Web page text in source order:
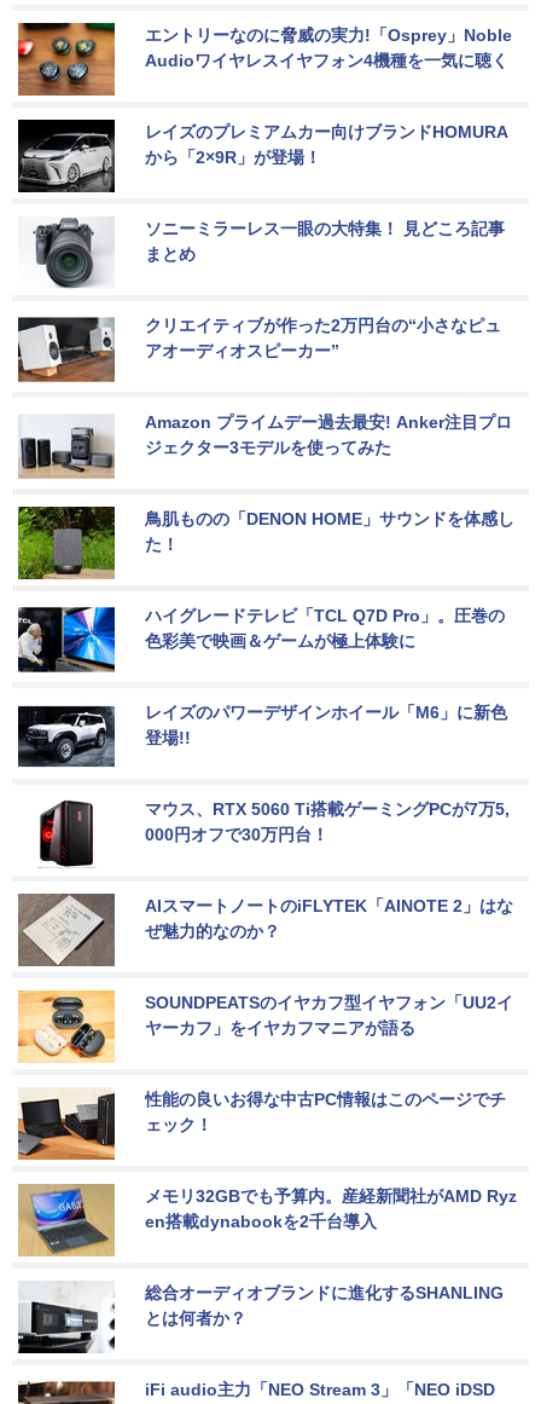
エントリーなのに脅威の実力!「Osprey」Noble
Audioワイヤレスイヤフォン4機種を一気に聴く
レイズのプレミアムカー向けブランドHOMURA
から「2×9R」が登場！
ソニーミラーレス一眼の大特集！ 見どころ記事
まとめ
クリエイティブが作った2万円台の“小さなピュ
アオーディオスピーカー”
Amazon プライムデー過去最安! Anker注目プロ
ジェクター3モデルを使ってみた
鳥肌ものの「DENON HOME」サウンドを体感し
た！
ハイグレードテレビ「TCL Q7D Pro」。圧巻の
色彩美で映画＆ゲームが極上体験に
レイズのパワーデザインホイール「M6」に新色
登場!!
マウス、RTX 5060 Ti搭載ゲーミングPCが7万5,
000円オフで30万円台！
AIスマートノートのiFLYTEK「AINOTE 2」はな
ぜ魅力的なのか？
SOUNDPEATSのイヤカフ型イヤフォン「UU2イ
ヤーカフ」をイヤカフマニアが語る
性能の良いお得な中古PC情報はこのページでチ
ェック！
メモリ32GBでも予算内。産経新聞社がAMD Ryz
en搭載dynabookを2千台導入
総合オーディオブランドに進化するSHANLING
とは何者か？
iFi audio主力「NEO Stream 3」「NEO iDSD